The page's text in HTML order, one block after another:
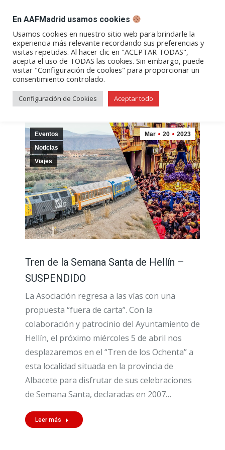
Abrir
enlace
en
una
ventana/pestaña
Abrir
enlace
en
una
ventana/pestaña
Abrir
enlace
en
una
ventana/pestaña
Abrir
enlace
en
una
Abrir
enlace
en
una
Archivos diarios:20/03/2023
Mar 20 2023
Eventos
Noticias
Viajes
Tren de la Semana Santa de Hellín –
SUSPENDIDO
La Asociación regresa a las vías con una
propuesta “fuera de carta”. Con la
colaboración y patrocinio del Ayuntamiento de
Hellín, el próximo miércoles 5 de abril nos
desplazaremos en el “Tren de los Ochenta” a
esta localidad situada en la provincia de
Albacete para disfrutar de sus celebraciones
de Semana Santa, declaradas en 2007…
Leer más
En AAFMadrid usamos cookies
Usamos cookies en nuestro sitio web para brindarle la
experiencia más relevante recordando sus preferencias y
visitas repetidas. Al hacer clic en "ACEPTAR TODAS",
acepta el uso de TODAS las cookies. Sin embargo, puede
visitar "Configuración de cookies" para proporcionar un
consentimiento controlado.
Configuración de Cookies Aceptar todo